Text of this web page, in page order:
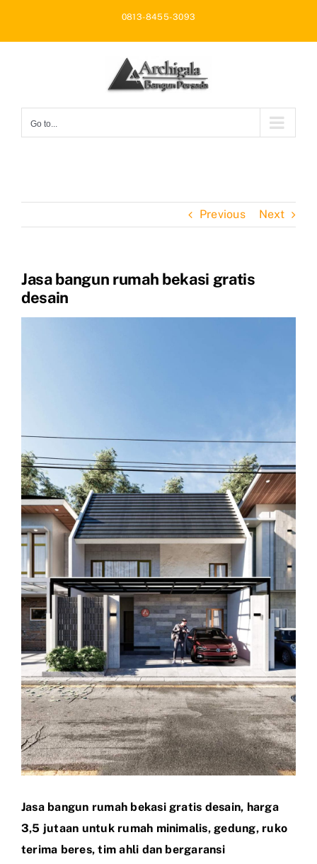
0813-8455-3093
Go to...
Previous Next
Jasa bangun rumah bekasi gratis
desain
Jasa bangun rumah bekasi gratis desain, harga
3,5 jutaan untuk rumah minimalis, gedung, ruko
terima beres, tim ahli dan bergaransi